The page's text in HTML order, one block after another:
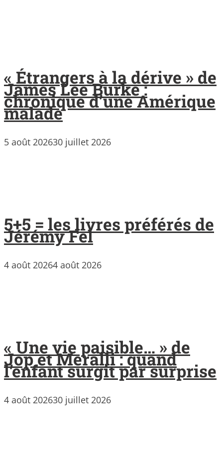
« Étrangers à la dérive » de
James Lee Burke :
chronique d’une Amérique
malade
5 août 202630 juillet 2026
5+5 = les livres préférés de
Jérémy Fel
4 août 20264 août 2026
« Une vie paisible… » de
Jop et Meralli : quand
l’enfant surgit par surprise
4 août 202630 juillet 2026